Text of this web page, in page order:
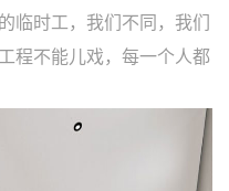
临时工，我们不同，我们
程不能儿戏，每一个人都